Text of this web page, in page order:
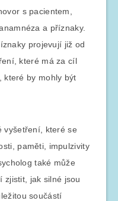
s pacientem,
a příznaky.
projevují již od
které má za cíl
které by mohly být
vyšetření, které se
paměti, impulzivity
také může
zjistit, jak silné jsou
součástí